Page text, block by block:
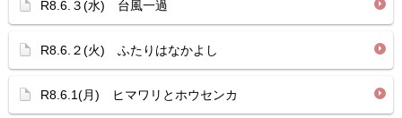
R8.6.３(水) 台風一過
R8.6.２(火) ふたりはなかよし
R8.6.1(月) ヒマワリとホウセンカ